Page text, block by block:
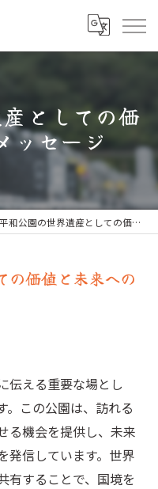
としての価
ッセージ
平和公園の世界遺産としての価値と未来へのメッセージ
の価値と未来への
伝える重要な場とし
。この公園は、訪れる
る機会を提供し、未来
発信しています。世界
有することで、国境を